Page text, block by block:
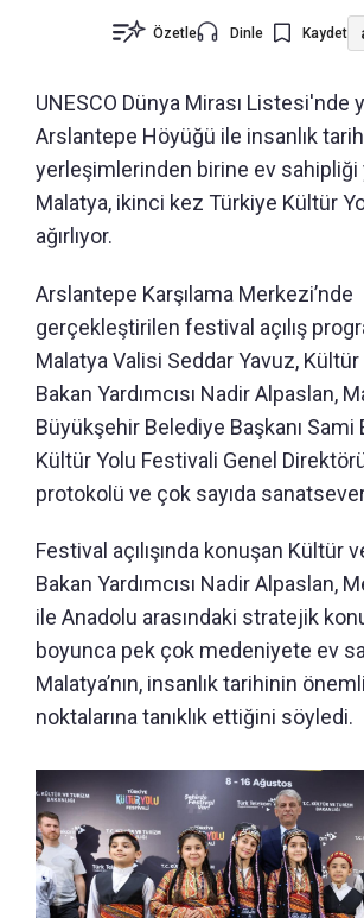
Özetle Dinle Kaydet
UNESCO Dünya Mirası Listesi'nde
Arslantepe Höyüğü ile insanlık
yerleşimlerinden birine ev sahipliği
Malatya, ikinci kez Türkiye Kültür
ağırlıyor.
Arslantepe Karşılama Merkezi’nde
gerçekleştirilen festival açılış
Malatya Valisi Seddar Yavuz,
Bakan Yardımcısı Nadir Alpaslan,
Büyükşehir Belediye Başkanı Sami
Kültür Yolu Festivali Genel
protokolü ve çok sayıda sanatsever
Festival açılışında konuşan Kültür
Bakan Yardımcısı Nadir Alpaslan,
ile Anadolu arasındaki stratejik
boyunca pek çok medeniyete ev
Malatya’nın, insanlık tarihinin
noktalarına tanıklık ettiğini söyledi.